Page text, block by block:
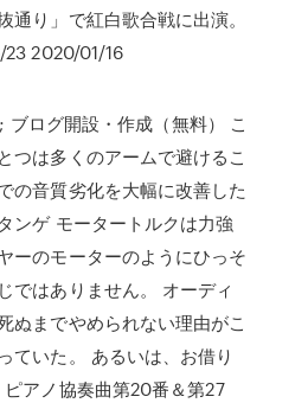
通り」で紅白歌合戦に出演。
2020/01/16
ログ開設・作成（無料） こ
つは多くのアームで避けるこ
の音質劣化を大幅に改善した
ンゲ モータートルクは力強
ーのモーターのようにひっそ
ではありません。 オーディ
ぬまでやめられない理由がこ
ていた。 あるいは、お借り
ピアノ協奏曲第20番＆第27